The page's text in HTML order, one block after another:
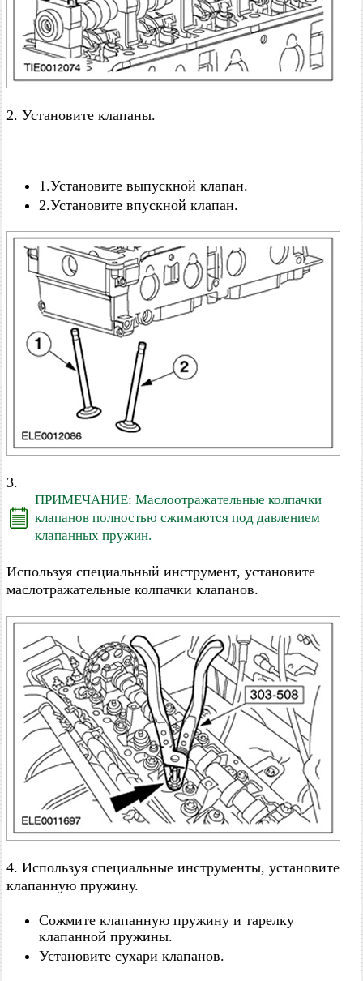
2. Установите клапаны.
1.Установите выпускной клапан.
2.Установите впускной клапан.
3.
ПРИМЕЧАНИЕ: Маслоотражательные колпачки
клапанов полностью сжимаются под давлением
клапанных пружин.
Используя специальный инструмент, установите
маслотражательные колпачки клапанов.
4. Используя специальные инструменты, установите
клапанную пружину.
Сожмите клапанную пружину и тарелку
клапанной пружины.
Установите сухари клапанов.